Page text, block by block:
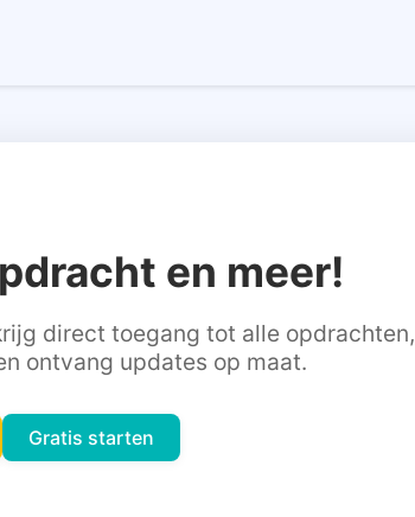
en meer!
direct toegang tot alle opdrachten,
ontvang updates op maat.
Gratis starten